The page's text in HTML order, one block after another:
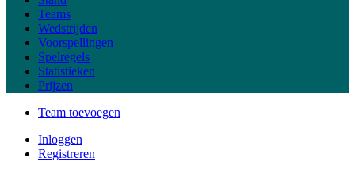
Teams
Wedstrijden
Voorspellingen
Spelregels
Statistieken
Prijzen
Team toevoegen
Inloggen
Registreren